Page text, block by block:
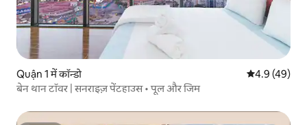
Quận 1 में कॉन्डो औसत रेटिंग 5
4.9 (49)
बेन थान टॉवर | सनराइज़ पेंटहाउस • पूल और जिम